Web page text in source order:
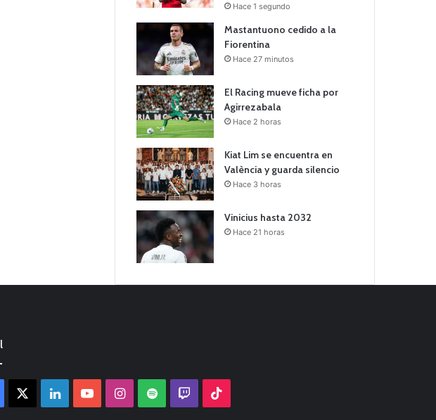
Hace 1 segundo
Mastantuono cedido a la
Fiorentina
Hace 27 minutos
El Racing mueve ficha por
Agirrezabala
Hace 2 horas
Kiat Lim se encuentra en
València y guarda silencio
Hace 3 horas
Vinicius hasta 2032
Hace 21 horas
Facebook LinkedInYouTubeInstagram
Spotify Twitch